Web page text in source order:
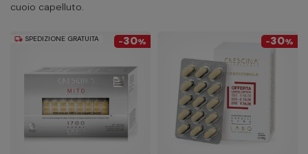
cuoio capelluto.
local_shipping SPEDIZIONE GRATUITA -30% -30%